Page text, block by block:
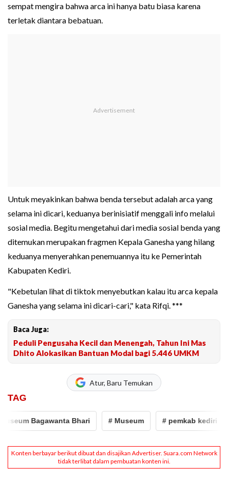
sempat mengira bahwa arca ini hanya batu biasa karena
terletak diantara bebatuan.
Untuk meyakinkan bahwa benda tersebut adalah arca yang
selama ini dicari, keduanya berinisiatif menggali info melalui
sosial media. Begitu mengetahui dari media sosial benda yang
ditemukan merupakan fragmen Kepala Ganesha yang hilang
keduanya menyerahkan penemuannya itu ke Pemerintah
Kabupaten Kediri.
"Kebetulan lihat di tiktok menyebutkan kalau itu arca kepala
Ganesha yang selama ini dicari-cari," kata Rifqi. ***
Baca Juga:
Peduli Pengusaha Kecil dan Menengah, Tahun Ini Mas
Dhito Alokasikan Bantuan Modal bagi 5.446 UMKM
Atur, Baru Temukan
TAG
Bagawanta Bhari # Museum # pemkab kediri